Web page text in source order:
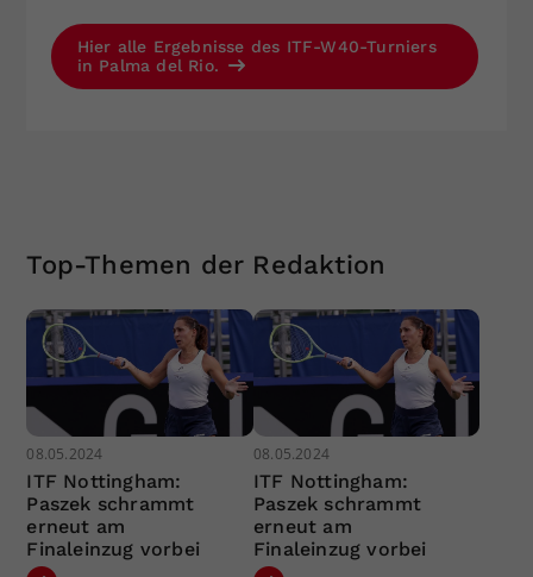
Hier alle Ergebnisse des ITF-W40-Turniers
in Palma del Rio.
Top-Themen der Redaktion
08.05.2024
ITF Nottingham:
Paszek schrammt
erneut am
Finaleinzug vorbei
08.05.2024
ITF Nottingham:
Paszek schrammt
erneut am
Finaleinzug vorbei